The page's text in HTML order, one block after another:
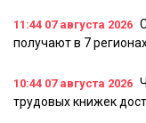
11:44 07 августа 2026
получают в 7
10:44 07 августа 2026
трудовых книжек